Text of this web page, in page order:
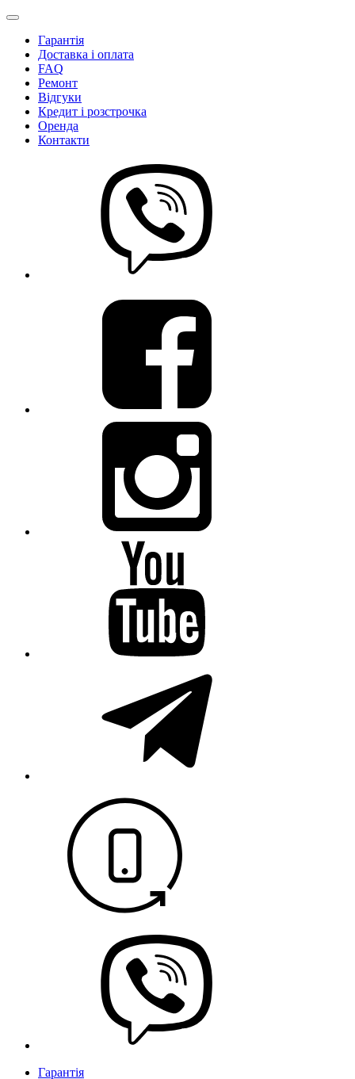
Гарантія
Доставка і оплата
FAQ
Ремонт
Відгуки
Кредит і розстрочка
Оренда
Контакти
Гарантія